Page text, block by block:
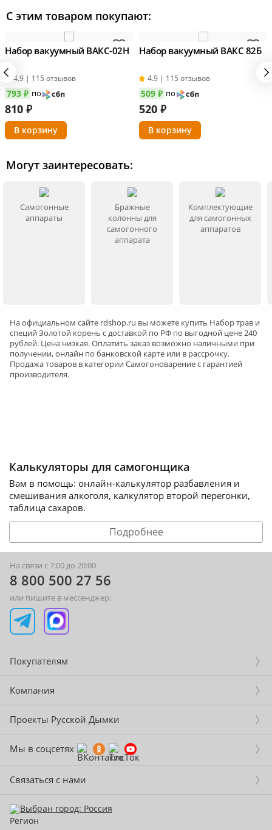
С этим товаром покупают:
Набор вакуумный ВАКС-02Н
4.9 | 115 отзывов
793 ₽ по
810 ₽
Набор вакуумный ВАКС 82Б
4.9 | 115 отзывов
509 ₽ по
520 ₽
Могут заинтересовать:
Самогонные
аппараты
Бражные
колонны для
самогонного
аппарата
Комплектующие
для самогонных
аппаратов
На официальном сайте rdshop.ru вы можете купить Набор трав и
специй Золотой корень с доставкой по РФ по выгодной цене 240
рублей. Цена низкая. Оплатить заказ возможно наличными при
получении, онлайн по банковской карте или в рассрочку.
Продажа товаров в категорииСамогоноварениес гарантией
производителя.
Калькуляторы для самогонщика
Вам в помощь: онлайн-калькулятор разбавления и
смешивания алкоголя, калкулятор второй перегонки,
таблица сахаров.
Подробнее
На связи с 7:00 до 20:00
8 800 500 27 56
или пишите в мессенджер:
Покупателям
Компания
Проекты Русской Дымки
Мы в соцсетях
Связаться с нами
Выбран город: Россия